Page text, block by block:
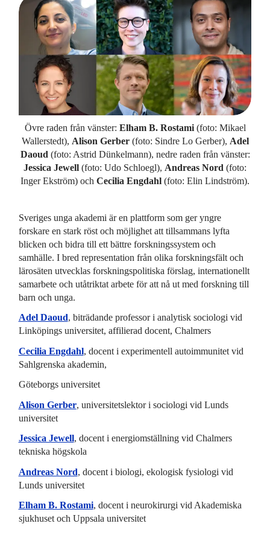
Övre raden från vänster: Elham B. Rostami (foto: Mikael
Wallerstedt), Alison Gerber (foto: Sindre Lo Gerber), Adel
Daoud (foto: Astrid Dünkelmann), nedre raden från vänster:
Jessica Jewell (foto: Udo Schloegl), Andreas Nord (foto:
Inger Ekström) och Cecilia Engdahl (foto: Elin Lindström).
Sveriges unga akademi är en plattform som ger yngre
forskare en stark röst och möjlighet att tillsammans lyfta
blicken och bidra till ett bättre forskningssystem och
samhälle. I bred representation från olika forskningsfält och
lärosäten utvecklas forskningspolitiska förslag, internationellt
samarbete och utåtriktat arbete för att nå ut med forskning till
barn och unga.
Adel Daoud, biträdande professor i analytisk sociologi vid
Linköpings universitet, affilierad docent, Chalmers
Cecilia Engdahl, docent i experimentell autoimmunitet vid
Sahlgrenska akademin,
Göteborgs universitet
Alison Gerber, universitetslektor i sociologi vid Lunds
universitet
Jessica Jewell, docent i energiomställning vid Chalmers
tekniska högskola
Andreas Nord, docent i biologi, ekologisk fysiologi vid
Lunds universitet
Elham B. Rostami, docent i neurokirurgi vid Akademiska
sjukhuset och Uppsala universitet